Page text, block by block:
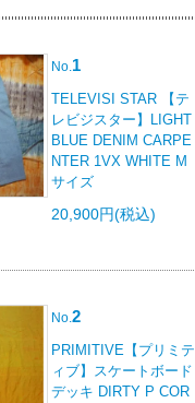
No. 1
TELEVISI STAR 【テ
レビジスター】LIGHT
BLUE DENIM CARPE
NTER 1VX WHITE M
サイズ
20,900円(税込)
No.2
PRIMITIVE【プリミテ
ィブ】スケートボード
デッキ DIRTY P COR